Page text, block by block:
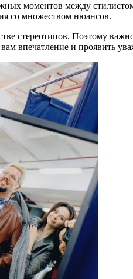
моментов между стилистом
со множеством нюансов.
стереотипов. Поэтому
впечатление и проявить